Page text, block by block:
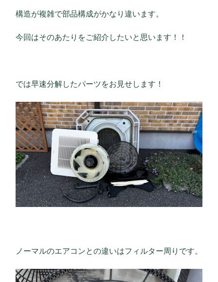
構造が複雑で部品構成がかなり違います。
今回はそのあたりをご紹介したいと思います！！
では早速分解したパーツをお見せします！
ノーマルのエアコンとの違いはフィルター周りです。